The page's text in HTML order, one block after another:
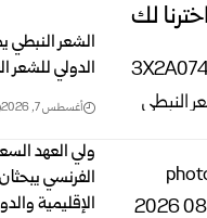
اخترنا لك
الشعر
الدولي للشعر
أغسطس 7, 2026
ولي العهد
الفرنسي
الإقليمية